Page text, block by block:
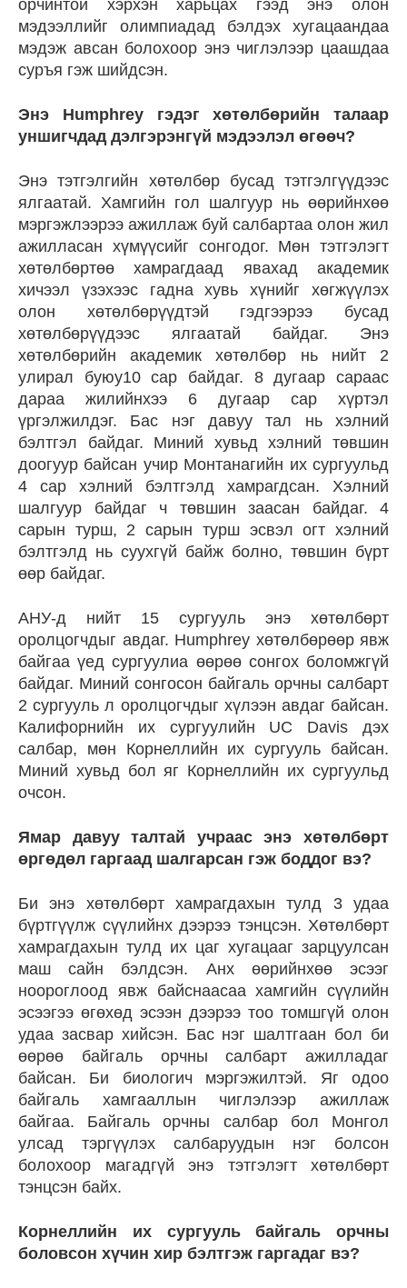
орчинтой хэрхэн харьцах гээд энэ олон
мэдээллийг олимпиадад бэлдэх хугацаандаа
мэдэж авсан болохоор энэ чиглэлээр цаашдаа
суръя гэж шийдсэн.
Энэ Humphrey гэдэг хөтөлбөрийн талаар
уншигчдад дэлгэрэнгүй мэдээлэл өгөөч?
Энэ тэтгэлгийн хөтөлбөр бусад тэтгэлгүүдээс
ялгаатай. Хамгийн гол шалгуур нь өөрийнхөө
мэргэжлээрээ ажиллаж буй салбартаа олон жил
ажилласан хүмүүсийг сонгодог. Мөн тэтгэлэгт
хөтөлбөртөө хамрагдаад явахад академик
хичээл үзэхээс гадна хувь хүнийг хөгжүүлэх
олон хөтөлбөрүүдтэй гэдгээрээ бусад
хөтөлбөрүүдээс ялгаатай байдаг. Энэ
хөтөлбөрийн академик хөтөлбөр нь нийт 2
улирал буюу10 сар байдаг. 8 дугаар сараас
дараа жилийнхээ 6 дугаар сар хүртэл
үргэлжилдэг. Бас нэг давуу тал нь хэлний
бэлтгэл байдаг. Миний хувьд хэлний төвшин
доогуур байсан учир Монтанагийн их сургуульд
4 сар хэлний бэлтгэлд хамрагдсан. Хэлний
шалгуур байдаг ч төвшин заасан байдаг. 4
сарын турш, 2 сарын турш эсвэл огт хэлний
бэлтгэлд нь суухгүй байж болно, төвшин бүрт
өөр байдаг.
АНУ-д нийт 15 сургууль энэ хөтөлбөрт
оролцогчдыг авдаг. Humphrey хөтөлбөрөөр явж
байгаа үед сургуулиа өөрөө сонгох боломжгүй
байдаг. Миний сонгосон байгаль орчны салбарт
2 сургууль л оролцогчдыг хүлээн авдаг байсан.
Калифорнийн их сургуулийн UC Davis дэх
салбар, мөн Корнеллийн их сургууль байсан.
Миний хувьд бол яг Корнеллийн их сургуульд
очсон.
Ямар давуу талтай учраас энэ хөтөлбөрт
өргөдөл гаргаад шалгарсан гэж боддог вэ?
Би энэ хөтөлбөрт хамрагдахын тулд 3 удаа
бүртгүүлж сүүлийнх дээрээ тэнцсэн. Хөтөлбөрт
хамрагдахын тулд их цаг хугацааг зарцуулсан
маш сайн бэлдсэн. Анх өөрийнхөө эсээг
ноороглоод явж байснаасаа хамгийн сүүлийн
эсээгээ өгөхөд эсээн дээрээ тоо томшгүй олон
удаа засвар хийсэн. Бас нэг шалтгаан бол би
өөрөө байгаль орчны салбарт ажилладаг
байсан. Би биологич мэргэжилтэй. Яг одоо
байгаль хамгааллын чиглэлээр ажиллаж
байгаа. Байгаль орчны салбар бол Монгол
улсад тэргүүлэх салбаруудын нэг болсон
болохоор магадгүй энэ тэтгэлэгт хөтөлбөрт
тэнцсэн байх.
Корнеллийн их сургууль байгаль орчны
боловсон хүчин хир бэлтгэж гаргадаг вэ?